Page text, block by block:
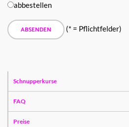
abbestellen
(* = Pflichtfelder)
Schnupperkurse
FAQ
Preise